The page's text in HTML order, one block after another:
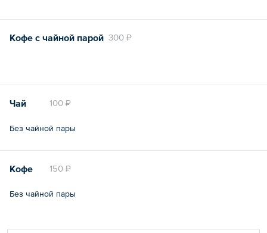
300 ₽
Кофе с чайной парой
100 ₽
Чай
Без чайной пары
150 ₽
Кофе
Без чайной пары